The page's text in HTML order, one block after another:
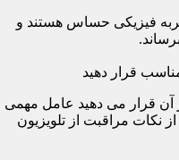
فیزیکی حساس هستند و
آن قرار می دهید عامل مهمی
نکات مراقبت از تلویزیون